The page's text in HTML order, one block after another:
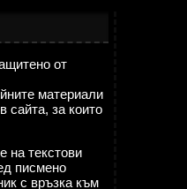
от
материали
сайта, за които
на текстови
писмено
с връзка към